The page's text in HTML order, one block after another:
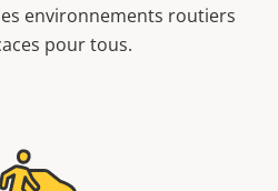
environnements routiers
pour tous.